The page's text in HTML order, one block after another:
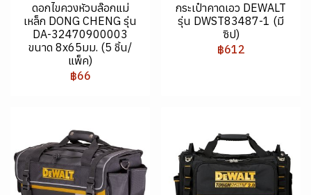
ดอกไขควงหัวบล๊อกแม่
เหล็ก DONG CHENG รุ่น
DA-32470900003
ขนาด 8x65มม. (5 ชิ้น/
แพ็ค)
฿66
กระเป๋าคาดเอว DEWALT
รุ่น DWST83487-1 (มี
ซิป)
฿612